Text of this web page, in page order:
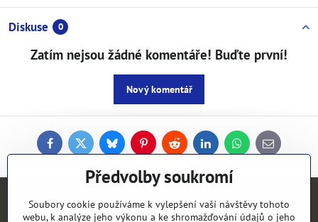
Diskuse 0
Zatím nejsou žádné komentáře! Buďte první!
Nový komentář
FacebookTwitterBlueskyPinterestReddit LinkedInWhatsApp
E-
mail
Kontakty
Předvolby soukromí
Soubory cookie používáme k vylepšení vaší návštěvy tohoto
webu, k analýze jeho výkonu a ke shromažďování údajů o jeho